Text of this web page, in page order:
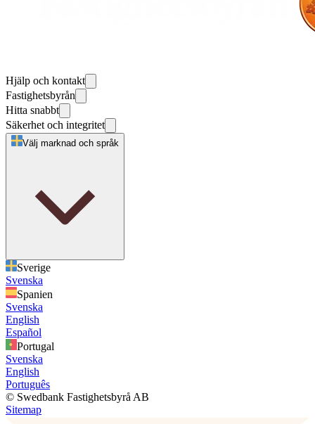
Hjälp och kontakt
Fastighetsbyrån
Hitta snabbt
Säkerhet och integritet
Välj marknad och språk
Sverige
Svenska
Spanien
Svenska
English
Español
Portugal
Svenska
English
Português
© Swedbank Fastighetsbyrå AB
Sitemap